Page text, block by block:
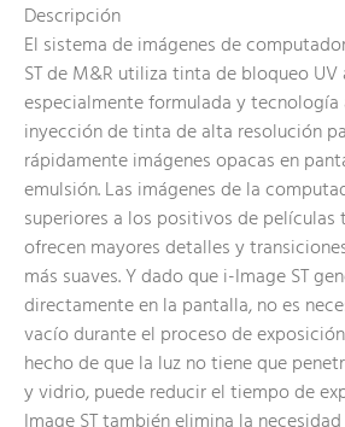
Descripción
El sistema de imágenes de
ST de M&R utiliza tinta de bloqueo UV
especialmente formulada y tecnología
inyección de tinta de alta resolución
rápidamente imágenes opacas en
emulsión. Las imágenes de la
superiores a los positivos de películas
ofrecen mayores detalles y
más suaves. Y dado que i-Image ST
directamente en la pantalla, no es
vacío durante el proceso de
hecho de que la luz no tiene que
y vidrio, puede reducir el tiempo de